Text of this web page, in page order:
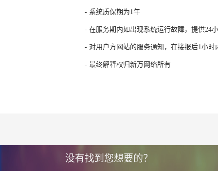
- 系统质保期为1年
- 在服务期内如出现系统运行故障，提供24
- 对用户方网站的服务通知，在接报后1小时
- 最终解释权归新万网络所有
没有找到您想要的？